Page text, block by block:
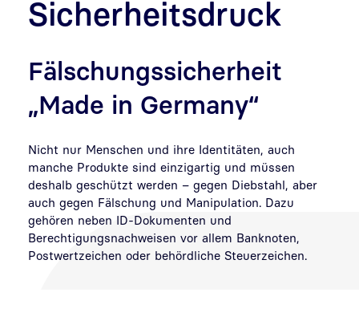
Sicherheitsdruck
Fälschungssicherheit
„Made in Germany“
Nicht nur Menschen und ihre Identitäten, auch
manche Produkte sind einzigartig und müssen
deshalb geschützt werden – gegen Diebstahl, aber
auch gegen Fälschung und Manipulation. Dazu
gehören neben ID-Dokumenten und
Berechtigungsnachweisen vor allem Banknoten,
Postwertzeichen oder behördliche Steuerzeichen.